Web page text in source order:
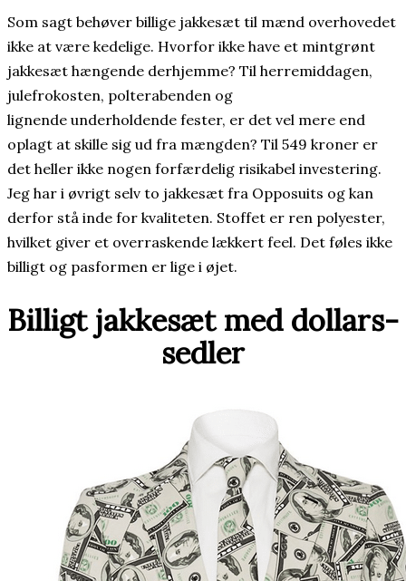
Som sagt behøver billige jakkesæt til mænd overhovedet
ikke at være kedelige. Hvorfor ikke have et mintgrønt
jakkesæt hængende derhjemme? Til herremiddagen,
julefrokosten, polterabenden og
lignende underholdende fester, er det vel mere end
oplagt at skille sig ud fra mængden? Til 549 kroner er
det heller ikke nogen forfærdelig risikabel investering.
Jeg har i øvrigt selv to jakkesæt fra Opposuits og kan
derfor stå inde for kvaliteten. Stoffet er ren polyester,
hvilket giver et overraskende lækkert feel. Det føles ikke
billigt og pasformen er lige i øjet.
Billigt jakkesæt med dollars-
sedler